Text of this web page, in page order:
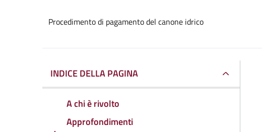
Procedimento di pagamento del canone idrico
INDICE DELLA PAGINA
A chi è rivolto
Approfondimenti